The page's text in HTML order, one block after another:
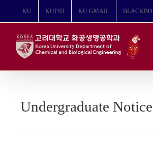
뛰
KU KUPID KU GMAIL
Undergraduate Notice